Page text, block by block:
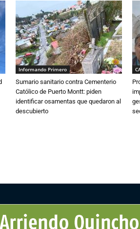
Informando Primero
Sumario sanitario contra Cementerio
Católico de Puerto Montt: piden
identificar osamentas que quedaron al
descubierto